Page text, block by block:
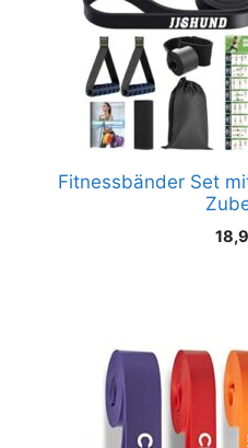
Fitnessbänder Set